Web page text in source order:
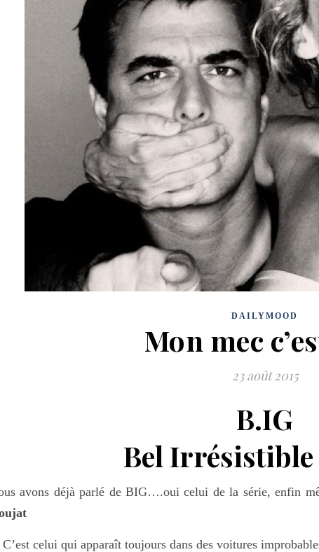
DAILYMOOD
Mon mec
23 août 2015
B.IG
Bel
avons déjà parlé de BIG….oui celui de la série, enfin
C’est celui qui apparaît toujours dans des voitures